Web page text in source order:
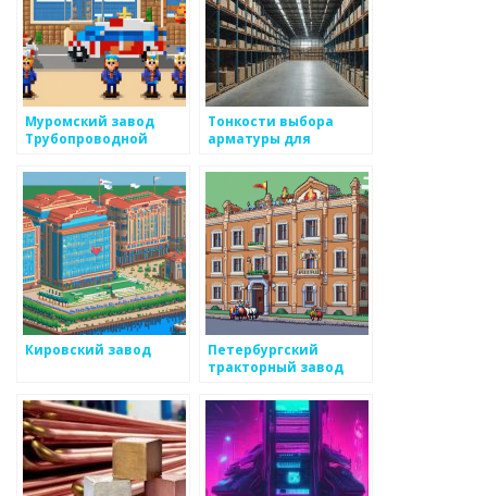
Муромский завод
Трубопроводной
Тонкости выбора
арматуры для
Кировский завод
Петербургский
тракторный завод